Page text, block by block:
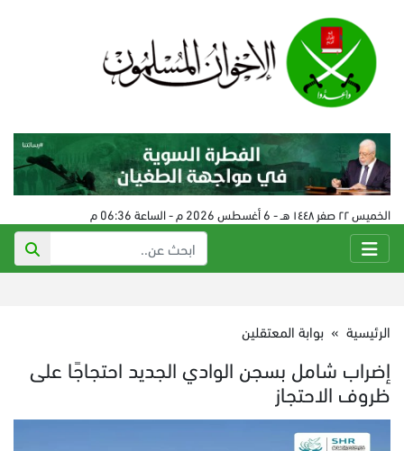
الخميس ٢٢ صفر ١٤٤٨ هـ - 6 أغسطس 2026 م - الساعة 06:36 م
الرئيسية » بوابة المعتقلين
إضراب شامل بسجن الوادي الجديد احتجاجًا على
ظروف الاحتجاز